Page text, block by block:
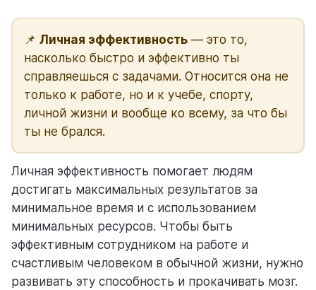
📌 Личная эффективность — это то,
насколько быстро и эффективно ты
справляешься с задачами. Относится она не
только к работе, но и к учебе, спорту,
личной жизни и вообще ко всему, за что бы
ты не брался.
Личная эффективность помогает людям
достигать максимальных результатов за
минимальное время и с использованием
минимальных ресурсов. Чтобы быть
эффективным сотрудником на работе и
счастливым человеком в обычной жизни, нужно
развивать эту способность и прокачивать мозг.